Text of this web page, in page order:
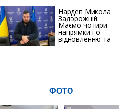
Хіба...
Нардеп Микола
Задорожній:
Маємо чотири
напрямки по
відновленню та
будівництву
інфраструктури
ФОТО